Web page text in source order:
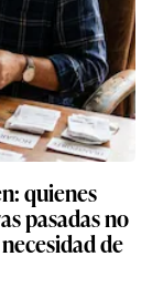
quienes
pasadas no
de